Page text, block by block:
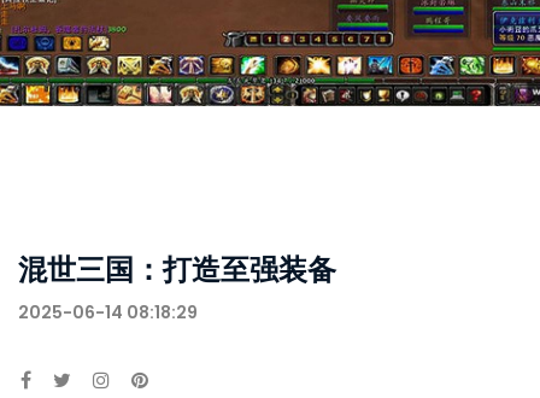
混世三国：打造至强装备
2025-06-14 08:18:29